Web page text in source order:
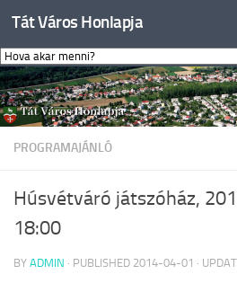
Skip to content
Tát Város Honlapja
PROGRAMAJÁNLÓ
Húsvétváró játszóház,
18:00
BY ADMIN · PUBLISHED 2014-04-01 ·